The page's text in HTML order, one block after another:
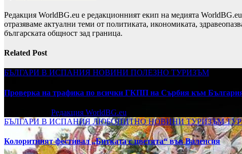
Редакция WorldBG.eu е редакционният екип на медията
отразяваме актуални теми от политиката, икономиката,
българската общност зад граница.
Related Post
БЪЛГАРИ В ИСПАНИЯ НОВИНИ ПОЛЕЗНО ТУРИЗЪМ
Проверка на трафика по всички ГКПП на Сърбия към
Редакция WorldBG.eu
БЪЛГАРИ В ИСПАНИЯ ЛЮБОПИТНОНОВИНИТУРИЗЪМ
Колоритният фестивал „Битката с цветята“ във Валенсия